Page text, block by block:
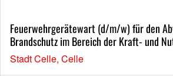
Feuerwehrgerätewart (d/m/w) für den
Brandschutz im Bereich der Kraft- und
Stadt Celle, Celle